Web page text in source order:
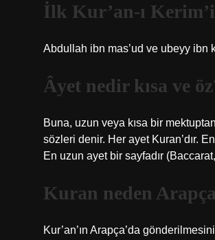
İlk Kur’an-ı
Abdullah ibn mas’ud ve ubeyy ibn
Âyet nedir kısa ve
Buna, uzun veya kısa bir
sözleri denir. Her ayet Kuran’dır.
En uzun ayet bir sayfadır
Kuran neden
Kur’an’ın Arapça’da